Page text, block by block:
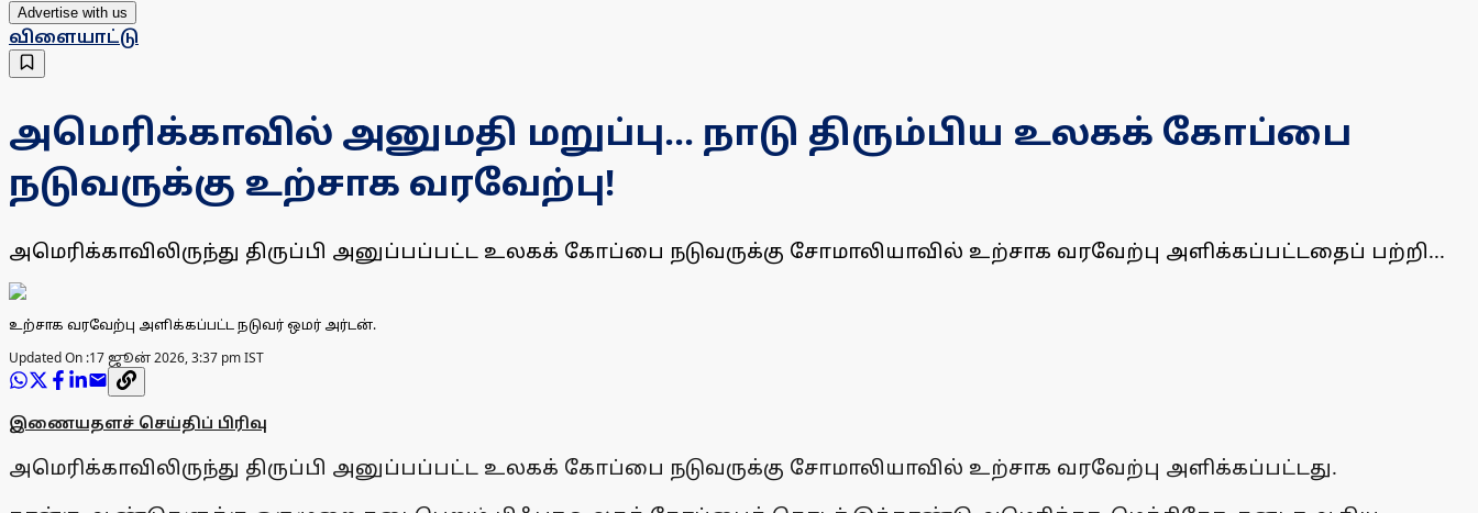
Advertise with us
விளையாட்டு
அமெரிக்காவில் அனுமதி மறுப்பு... நாடு திரும்பிய உலகக் கோப்பை
நடுவருக்கு உற்சாக வரவேற்பு!
அமெரிக்காவிலிருந்து திருப்பி அனுப்பப்பட்ட உலகக் கோப்பை நடுவருக்கு சோமாலியாவில் உற்சாக வரவேற்பு அளிக்கப்பட்டதைப் பற்றி...
உற்சாக வரவேற்பு அளிக்கப்பட்ட நடுவர் ஒமர் அர்டன்.
Updated On :17 ஜூன் 2026, 3:37 pm IST
இணையதளச் செய்திப் பிரிவு
அமெரிக்காவிலிருந்து திருப்பி அனுப்பப்பட்ட உலகக் கோப்பை நடுவருக்கு சோமாலியாவில் உற்சாக வரவேற்பு அளிக்கப்பட்டது.